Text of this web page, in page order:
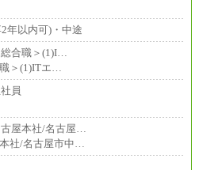
年以内可)・中途
総合職＞(1)I…
＞(1)ITエ…
員
屋本社/名古屋…
社/名古屋市中…